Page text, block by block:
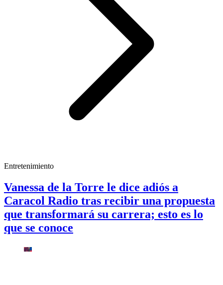
Entretenimiento
Vanessa de la Torre le dice adiós a
Caracol Radio tras recibir una propuesta
que transformará su carrera; esto es lo
que se conoce